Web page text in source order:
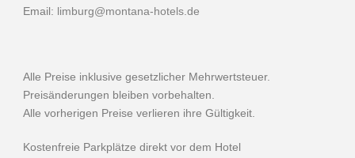
Email: limburg@montana-hotels.de
Alle Preise inklusive gesetzlicher Mehrwertsteuer.
Preisänderungen bleiben vorbehalten.
Alle vorherigen Preise verlieren ihre Gültigkeit.
Kostenfreie Parkplätze direkt vor dem Hotel